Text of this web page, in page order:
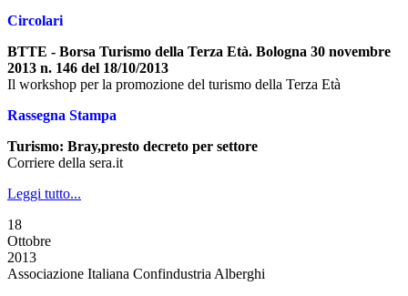
Circolari
BTTE - Borsa Turismo della Terza Età. Bologna 30 novembre
2013 n. 146 del 18/10/2013
Il workshop per la promozione del turismo della Terza Età
Rassegna Stampa
Turismo: Bray,presto decreto per settore
Corriere della sera.it
Leggi tutto...
18
Ottobre
2013
Associazione Italiana Confindustria Alberghi